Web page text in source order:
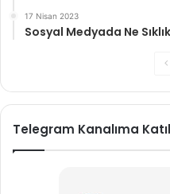
17 Nisan 2023
Sosyal Medyada Ne
Telegram Kanalıma